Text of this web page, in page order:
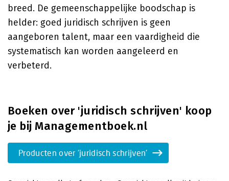
breed. De gemeenschappelijke boodschap is
helder: goed juridisch schrijven is geen
aangeboren talent, maar een vaardigheid die
systematisch kan worden aangeleerd en
verbeterd.
Boeken over 'juridisch schrijven' koop
je bij Managementboek.nl
Producten over 'juridisch schrijven'